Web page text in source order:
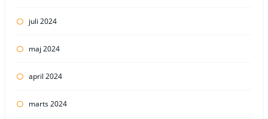
juli 2024
maj 2024
april 2024
marts 2024